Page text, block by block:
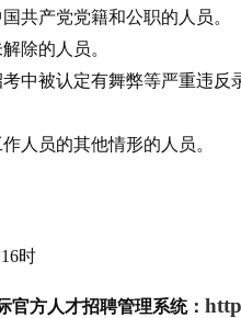
共产党党籍和公职的人员。
除的人员。
中被认定有舞弊等严重违反
人员的其他情形的人员。
16时
官方人才招聘管理系统：